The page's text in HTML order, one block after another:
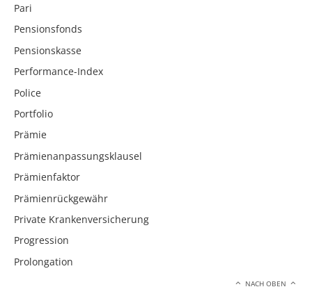
Pari
Pensionsfonds
Pensionskasse
Performance-Index
Police
Portfolio
Prämie
Prämienanpassungsklausel
Prämienfaktor
Prämienrückgewähr
Private Krankenversicherung
Progression
Prolongation
NACH OBEN